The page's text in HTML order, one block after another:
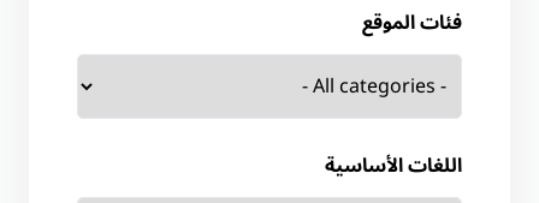
فئات الموقع
اللغات الأساسية